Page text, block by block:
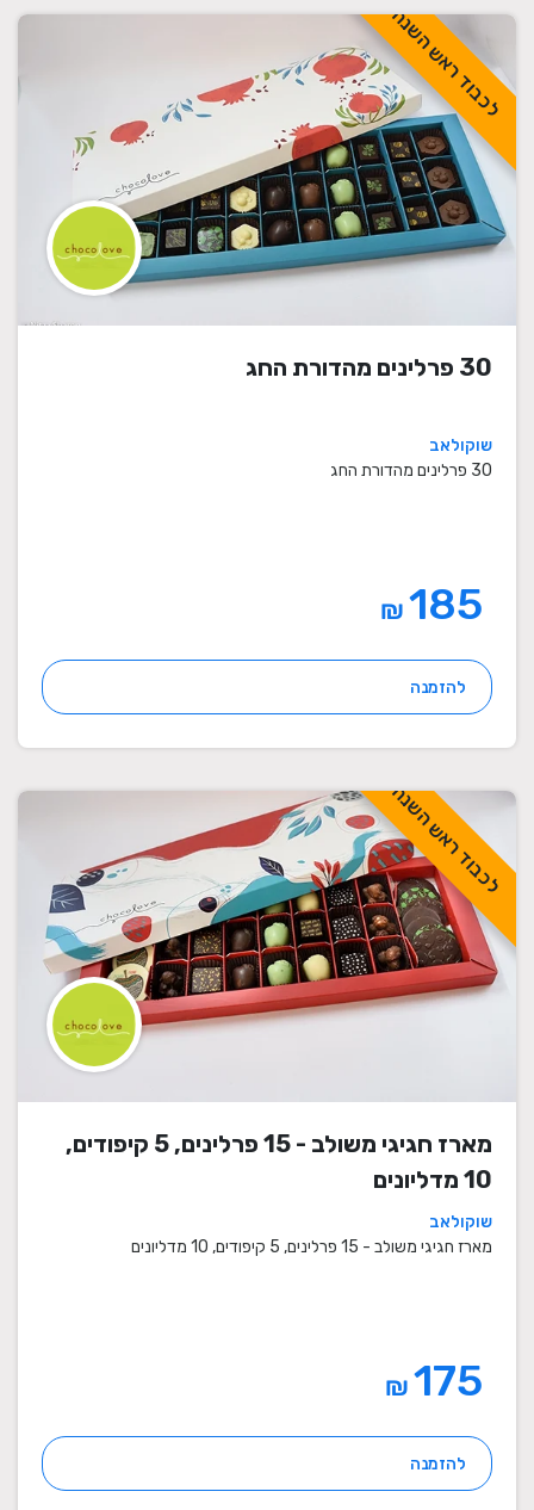
לכבוד ראש השנה
30 פרלינים מהדורת החג
שוקולאב
30 פרלינים מהדורת החג
₪
להזמנה
לכבוד ראש השנה
מארז חגיגי משולב - 15 פרלינים, 5 קיפודים,
10 מדליונים
שוקולאב
מארז חגיגי משולב - 15 פרלינים, 5 קיפודים, 10 מדליונים
₪
להזמנה